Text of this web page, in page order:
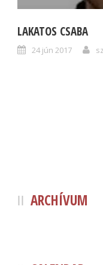
LAKATOS CSABA
24 jún 2017
ARCHÍVUM